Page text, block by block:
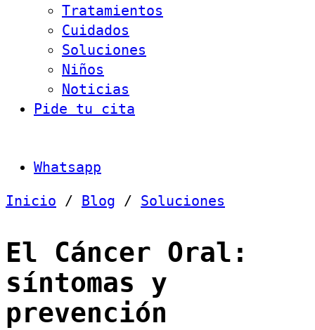
Tratamientos
Cuidados
Soluciones
Niños
Noticias
Pide tu cita
Whatsapp
Inicio / Blog / Soluciones
El Cáncer Oral:
síntomas y
prevención